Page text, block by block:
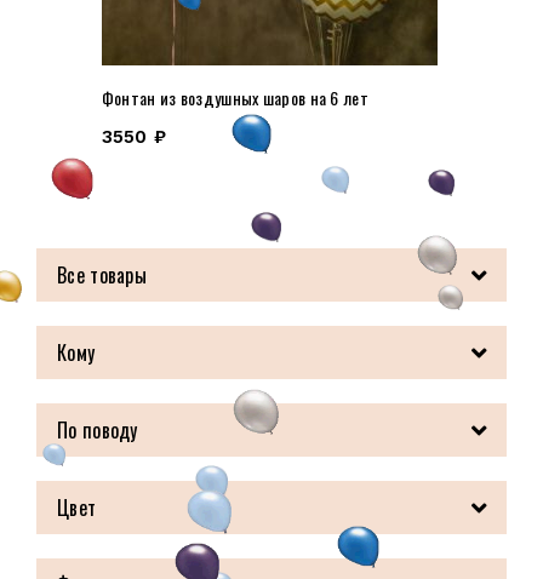
Фонтан из воздушных шаров на 6 лет
3550 ₽
Все товары
Кому
По поводу
Цвет